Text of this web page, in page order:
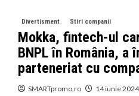
Divertisment Stiri companii
Mokka, fintech-ul
BNPL în România, a
parteneriat cu
SMARTpromo.ro 14 iunie 2024